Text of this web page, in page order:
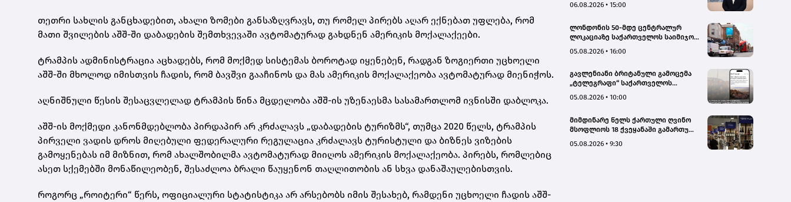
თეთრი სახლის განცხადებით, ახალი ზომები განსაზღვრავს, თუ რომელ პირებს აღარ ექნებათ უფლება, რომ
მათი შვილების აშშ-ში დაბადების შემთხვევაში ავტომატურად გახდნენ ამერიკის მოქალაქეები.
ტრამპის ადმინისტრაცია აცხადებს, რომ მოქმედ სისტემას ბოროტად იყენებენ, რადგან ზოგიერთი უცხოელი
აშშ-ში მხოლოდ იმისთვის ჩადის, რომ ბავშვი გააჩინოს და მას ამერიკის მოქალაქეობა ავტომატურად მიენიჭოს.
აღნიშნული წესის შესაცვლელად ტრამპის წინა მცდელობა აშშ-ის უზენაესმა სასამართლომ ივნისში დაბლოკა.
აშშ-ის მოქმედი კანონმდებლობა პირდაპირ არ კრძალავს „დაბადების ტურიზმს“, თუმცა 2020 წელს, ტრამპის
პირველი ვადის დროს მიღებული ფედერალური რეგულაცია კრძალავს ტურისტული და ბიზნეს ვიზების
გამოყენებას იმ მიზნით, რომ ახალშობილმა ავტომატურად მიიღოს ამერიკის მოქალაქეობა. პირებს, რომლებიც
ასეთ სქემებში მონაწილეობენ, შესაძლოა ბრალი წაუყენონ თაღლითობის ან სხვა დანაშაულებისთვის.
როგორც „როიტერი“ წერს, ოფიციალური სტატისტიკა არ არსებობს იმის შესახებ, რამდენი უცხოელი ჩადის აშშ-
გუდაურის ტურისტული
დარსალია
06.08.2026 • 15:00
ლონდონის 50-მდე ცენტრალურ
ლოკაციაზე საქართველოს საიმიჯო
05.08.2026 • 16:00
გავლენიანი ბრიტანული გამოცემა
„ტელეგრაფი“ საქართველოს
სტატიების ციკლს აქვეყნებს
05.08.2026 • 10:00
მიმდინარე წელს ქართული ღვინო
მსოფლიოს 18 ქვეყანაში გამართულ
წარმოდგენილი
05.08.2026 • 9:30